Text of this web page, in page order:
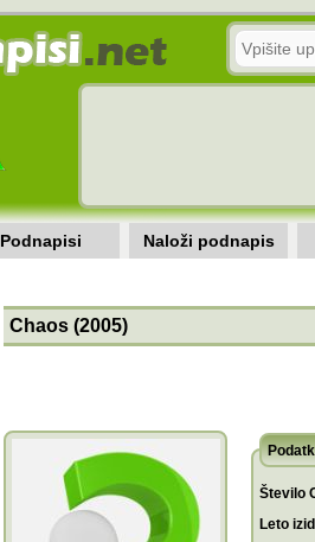
Podnapisi Naloži podnapis
Chaos (2005)
Število
Leto